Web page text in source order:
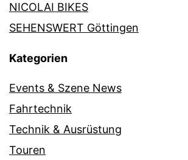
NICOLAI BIKES
SEHENSWERT Göttingen
Kategorien
Events & Szene News
Fahrtechnik
Technik & Ausrüstung
Touren